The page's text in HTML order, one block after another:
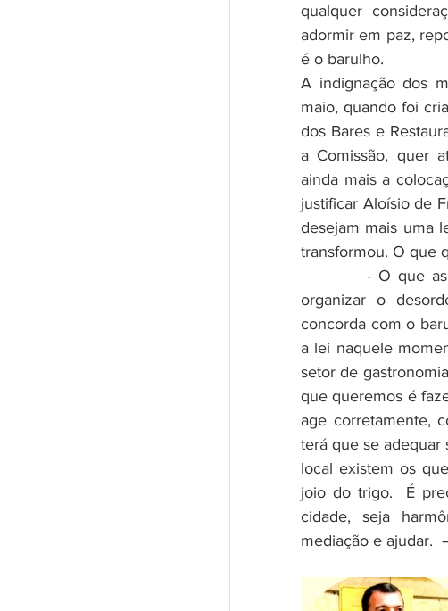
qualquer
adormir em paz,
é o barulho.
A indignação dos
maio, quando foi
dos Bares e
a Comissão, quer
ainda mais a
justificar Aloísio de
desejam mais uma
transformou. O que
organizar o
concorda com o
a lei naquele
setor de
que queremos é
age corretamente,
terá que se
local existem os
joio do trigo.  É
cidade, seja
mediação e ajudar.